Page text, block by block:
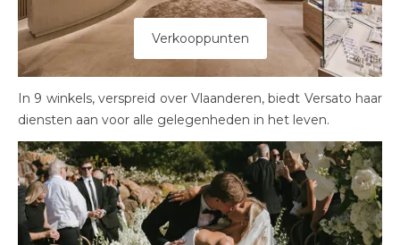
Verkooppunten
In 9 winkels, verspreid over Vlaanderen, biedt Versato haar
diensten aan voor alle gelegenheden in het leven.